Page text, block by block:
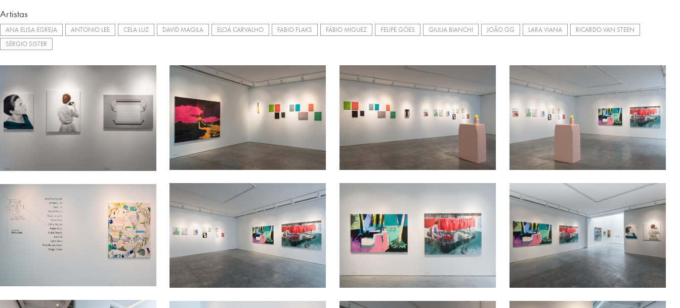
Artistas
ANA ELISA EGREJA ANTONIO LEE CELA LUZ DAVID MAGILA ELOÁ CARVALHO FABIO FLAKS FÁBIO MIGUEZ FELIPE GÓES GIULIA BIANCHI JOÃO GG LARA VIANA
RICARDO VAN STEEN
SÉRGIO SISTER